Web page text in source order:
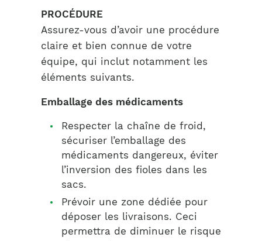
PROCÉDURE
Assurez-vous d’avoir une procédure
claire et bien connue de votre
équipe, qui inclut notamment les
éléments suivants.
Emballage des médicaments
Respecter la chaîne de froid,
sécuriser l’emballage des
médicaments dangereux, éviter
l’inversion des fioles dans les
sacs.
Prévoir une zone dédiée pour
déposer les livraisons. Ceci
permettra de diminuer le risque